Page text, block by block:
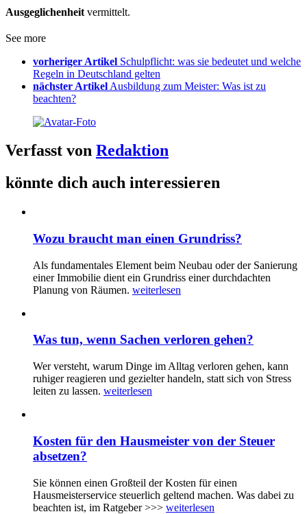
Ausgeglichenheit vermittelt.
See more
vorheriger Artikel Schulpflicht: was sie bedeutet und welche
Regeln in Deutschland gelten
nächster Artikel Ausbildung zum Meister: Was ist zu
beachten?
Verfasst von Redaktion
könnte dich auch interessieren
Wozu braucht man einen Grundriss?
Als fundamentales Element beim Neubau oder der Sanierung
einer Immobilie dient ein Grundriss einer durchdachten
Planung von Räumen. weiterlesen
Was tun, wenn Sachen verloren gehen?
Wer versteht, warum Dinge im Alltag verloren gehen, kann
ruhiger reagieren und gezielter handeln, statt sich von Stress
leiten zu lassen. weiterlesen
Kosten für den Hausmeister von der Steuer
absetzen?
Sie können einen Großteil der Kosten für einen
Hausmeisterservice steuerlich geltend machen. Was dabei zu
beachten ist, im Ratgeber >>> weiterlesen